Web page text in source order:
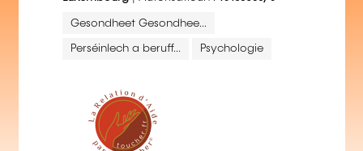
Gesondheet Gesondhee...
Perséinlech a beruff... Psychologie